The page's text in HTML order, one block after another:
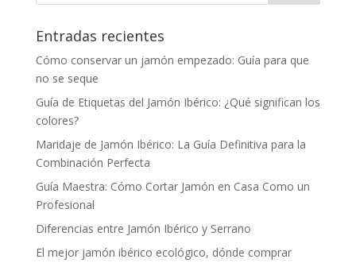
Entradas recientes
Cómo conservar un jamón empezado: Guía para que
no se seque
Guía de Etiquetas del Jamón Ibérico: ¿Qué significan los
colores?
Maridaje de Jamón Ibérico: La Guía Definitiva para la
Combinación Perfecta
Guía Maestra: Cómo Cortar Jamón en Casa Como un
Profesional
Diferencias entre Jamón Ibérico y Serrano
El mejor jamón ibérico ecológico, dónde comprar